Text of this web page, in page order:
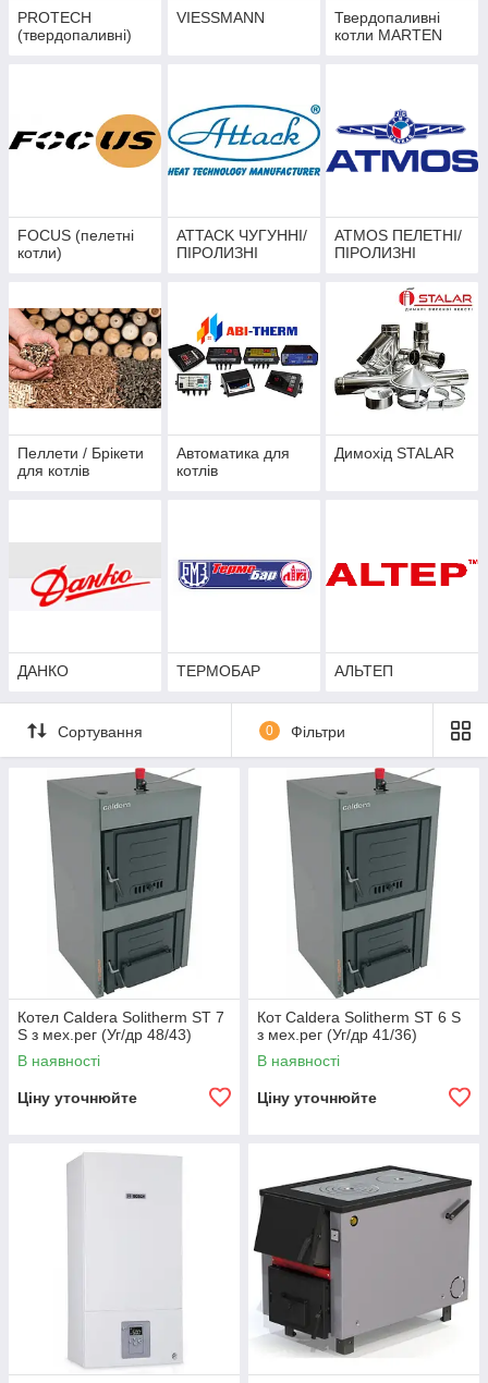
PROTECH
(твердопаливні)
VIESSMANN
Твердопаливні
котли MARTEN
FOCUS (пелетні
котли)
ATTACK ЧУГУННІ/
ПІРОЛИЗНІ
ATMOS ПЕЛЕТНІ/
ПІРОЛИЗНІ
Пеллети / Брікети
для котлів
Автоматика для
котлів
Димохід STALAR
ДАНКО ТЕРМОБАР АЛЬТЕП
Сортування 0 Фільтри
Котел Caldera Solitherm ST 7
S з мех.рег (Уг/др 48/43)
В наявності
Ціну уточнюйте
Кот Caldera Solitherm ST 6 S
з мех.рег (Уг/др 41/36)
В наявності
Ціну уточнюйте